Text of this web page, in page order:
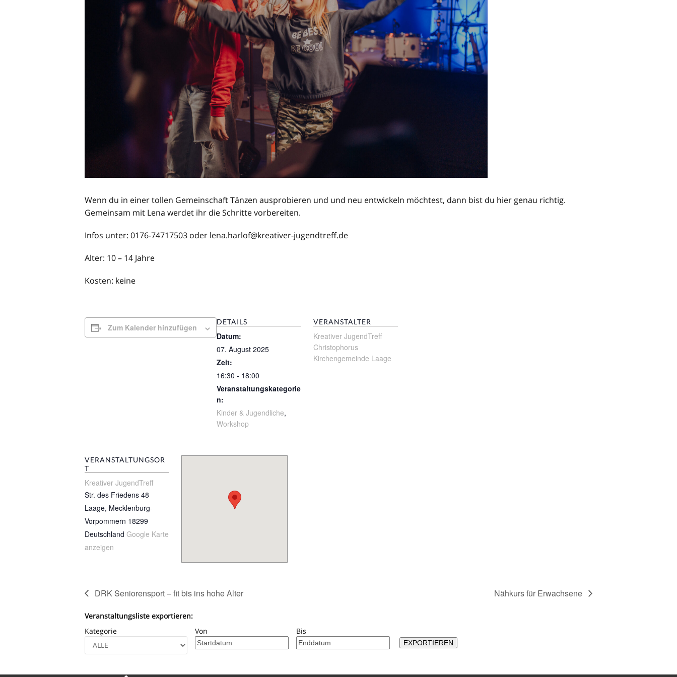
Wenn du in einer tollen Gemeinschaft Tänzen ausprobieren und und neu entwickeln möchtest, dann bist du hier genau richtig.
Gemeinsam mit Lena werdet ihr die Schritte vorbereiten.
Infos unter: 0176-74717503 oder lena.harlof@kreativer-jugendtreff.de
Alter: 10 – 14 Jahre
Kosten: keine
Zum Kalender hinzufügen
DETAILS
Datum:
07. August 2025
Zeit:
16:30 - 18:00
Veranstaltungskategorie
n:
Kinder & Jugendliche,
Workshop
VERANSTALTER
Kreativer JugendTreff
Christophorus
Kirchengemeinde Laage
VERANSTALTUNGSOR
T
Kreativer JugendTreff
Str. des Friedens 48
Laage, Mecklenburg-
Vorpommern 18299
Deutschland Google Karte
anzeigen
DRK Seniorensport – fit bis ins hohe Alter Nähkurs für Erwachsene
Veranstaltungsliste exportieren:
Kategorie
Von Bis